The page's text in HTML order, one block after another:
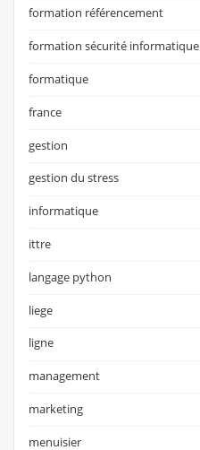
formation référencement
formation sécurité informatique
formatique
france
gestion
gestion du stress
informatique
ittre
langage python
liege
ligne
management
marketing
menuisier